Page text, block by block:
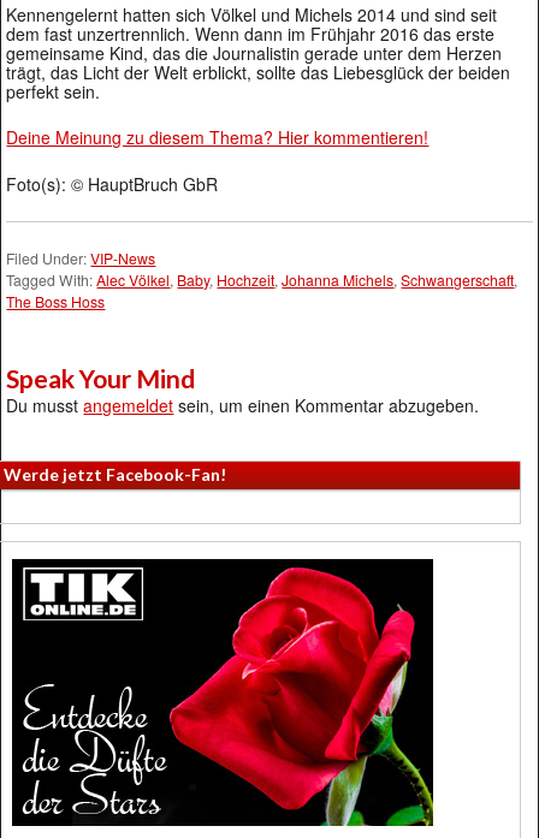
Kennengelernt hatten sich Völkel und Michels 2014 und sind seit
dem fast unzertrennlich. Wenn dann im Frühjahr 2016 das erste
gemeinsame Kind, das die Journalistin gerade unter dem Herzen
trägt, das Licht der Welt erblickt, sollte das Liebesglück der beiden
perfekt sein.
Deine Meinung zu diesem Thema? Hier kommentieren!
Foto(s): © HauptBruch GbR
Filed Under:VIP-News
Tagged With:Alec Völkel, Baby, Hochzeit,Johanna Michels,Schwangerschaft,
The Boss Hoss
Speak Your Mind
Du musstangemeldet sein, um einen Kommentar abzugeben.
Werde jetzt Facebook-Fan!